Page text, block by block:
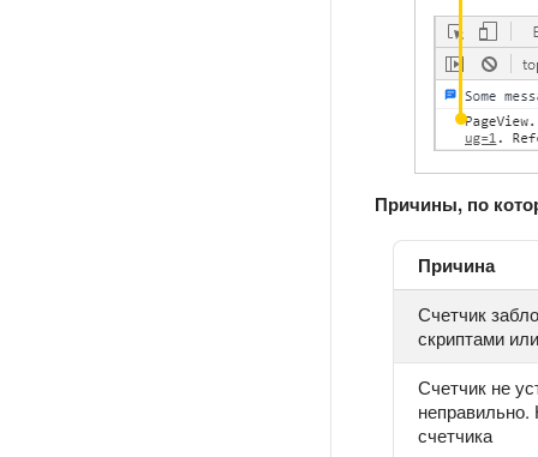
Причины, по
Причина
Счетчик
скриптами
Счетчик не
счетчика